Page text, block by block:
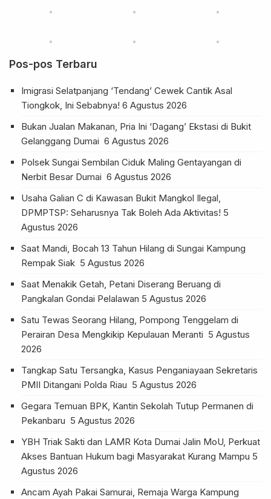
Pos-pos Terbaru
Imigrasi Selatpanjang ‘Tendang’ Cewek Cantik Asal
Tiongkok, Ini Sebabnya! 6 Agustus 2026
Bukan Jualan Makanan, Pria Ini ‘Dagang’ Ekstasi di Bukit
Gelanggang Dumai 6 Agustus 2026
Polsek Sungai Sembilan Ciduk Maling Gentayangan di
Nerbit Besar Dumai 6 Agustus 2026
Usaha Galian C di Kawasan Bukit Mangkol Ilegal,
DPMPTSP: Seharusnya Tak Boleh Ada Aktivitas! 5
Agustus 2026
Saat Mandi, Bocah 13 Tahun Hilang di Sungai Kampung
Rempak Siak 5 Agustus 2026
Saat Menakik Getah, Petani Diserang Beruang di
Pangkalan Gondai Pelalawan 5 Agustus 2026
Satu Tewas Seorang Hilang, Pompong Tenggelam di
Perairan Desa Mengkikip Kepulauan Meranti 5 Agustus
2026
Tangkap Satu Tersangka, Kasus Penganiayaan Sekretaris
PMII Ditangani Polda Riau 5 Agustus 2026
Gegara Temuan BPK, Kantin Sekolah Tutup Permanen di
Pekanbaru 5 Agustus 2026
YBH Triak Sakti dan LAMR Kota Dumai Jalin MoU, Perkuat
Akses Bantuan Hukum bagi Masyarakat Kurang Mampu 5
Agustus 2026
Ancam Ayah Pakai Samurai, Remaja Warga Kampung